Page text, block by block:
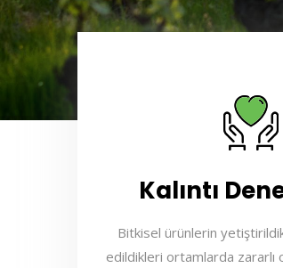
Kalıntı
Bitkisel ürünlerin
edildikleri ortamlarda zararlı